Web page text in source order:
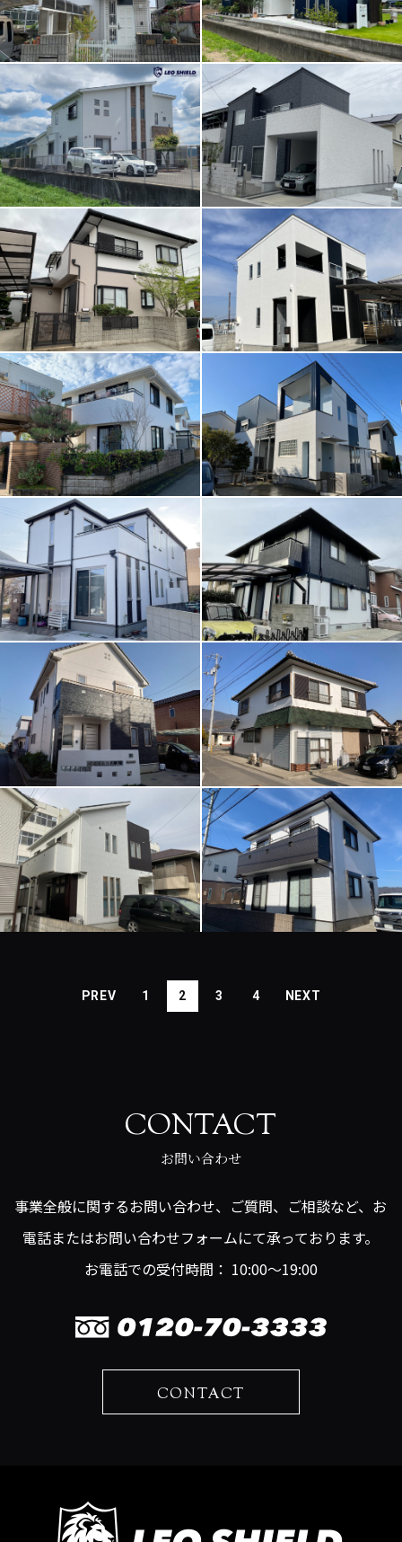
1 2 3 4
CONTACT
お問い合わせ
事業全般に関するお問い合わせ、ご質問、ご相談など、お
電話またはお問い合わせフォームにて承っております。
お電話での受付時間： 10:00～19:00
CONTACT